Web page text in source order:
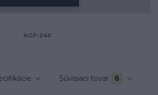
AGF-240
Súvisiaci tovar 6